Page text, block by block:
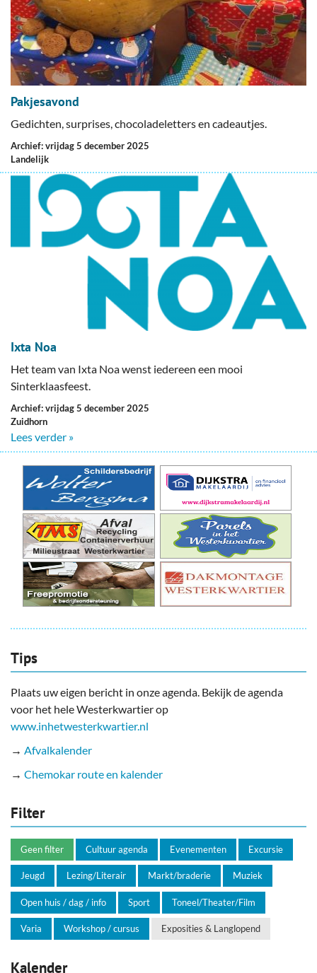
Pakjesavond
Gedichten, surprises, chocoladeletters en cadeautjes.
Archief: vrijdag 5 december 2025
Landelijk
Ixta Noa
Het team van Ixta Noa wenst iedereen een mooi
Sinterklaasfeest.
Archief: vrijdag 5 december 2025
Zuidhorn
Lees verder »
Tips
Plaats uw eigen bericht in onze agenda. Bekijk de agenda
voor het hele Westerkwartier op
www.inhetwesterkwartier.nl
→ Afvalkalender
→ Chemokar route en kalender
Filter
Geen filter Cultuur agenda Evenementen Excursie
Jeugd Lezing/Literair Markt/braderie Muziek
Open huis / dag / info Sport Toneel/Theater/Film
Varia Workshop / cursus Exposities & Langlopend
Kalender